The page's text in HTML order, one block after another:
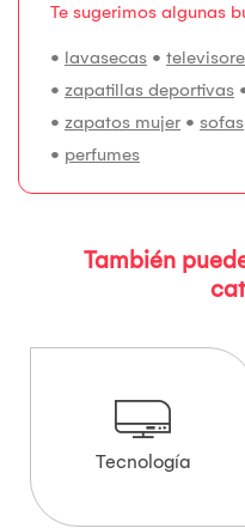
Te sugerimos algunas
• lavasecas •
• zapatillas deportivas
• zapatos mujer • sofas
• perfumes
También
Tecnología